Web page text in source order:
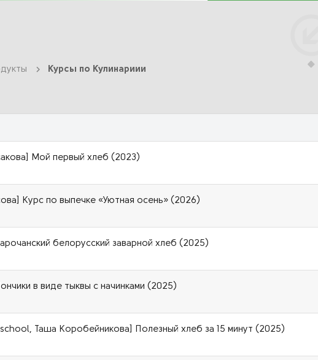
Курсы по Кулинариии
Мой первый хлеб (2023)
Курс по выпечке «Уютная осень» (2026)
белорусский заварной хлеб (2025)
в виде тыквы с начинками (2025)
school, Таша Коробейникова] Полезный хлеб за 15 минут (2025)